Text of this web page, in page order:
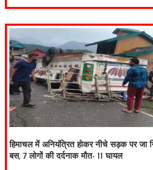
हिमाचल में अनियंत्रित होकर नीचे सड़क पर जा
बस, 7 लोगों की दर्दनाक मौत- 11 घायल